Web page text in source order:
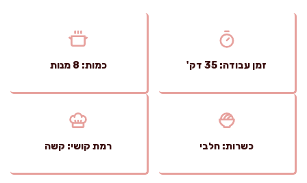
זמן עבודה: 35 דק' כמות: 8 מנות
כשרות: חלבי רמת קושי: קשה